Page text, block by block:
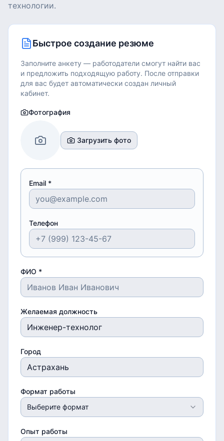
технологии.
Быстрое создание резюме
Заполните анкету — работодатели смогут найти вас
и предложить подходящую работу. После отправки
для вас будет автоматически создан личный
кабинет.
Фотография
Загрузить фото
Email *
Телефон
ФИО *
Желаемая должность
Город
Формат работы
Выберите формат
Опыт работы